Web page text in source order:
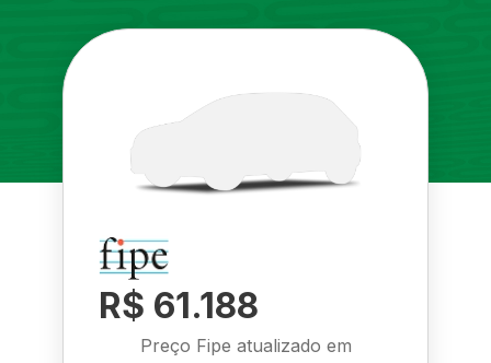
R$ 61.188
Preço Fipe atualizado em